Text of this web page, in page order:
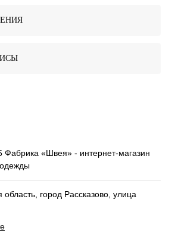
Фабрика «Швея» - интернет-магазин
город Рассказово, улица